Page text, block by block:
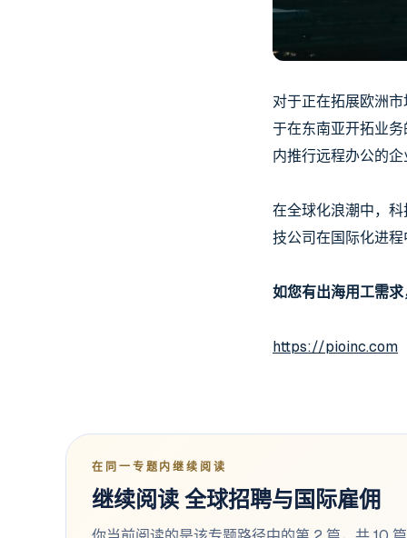
对于正在拓展欧洲
于在东南亚开拓业
内推行远程办公的
在全球化浪潮中，
技公司在国际化进程
如您有出海用工需
https://pioinc.com
在同一专题内继续阅读
继续阅读 全球招聘与国际雇佣